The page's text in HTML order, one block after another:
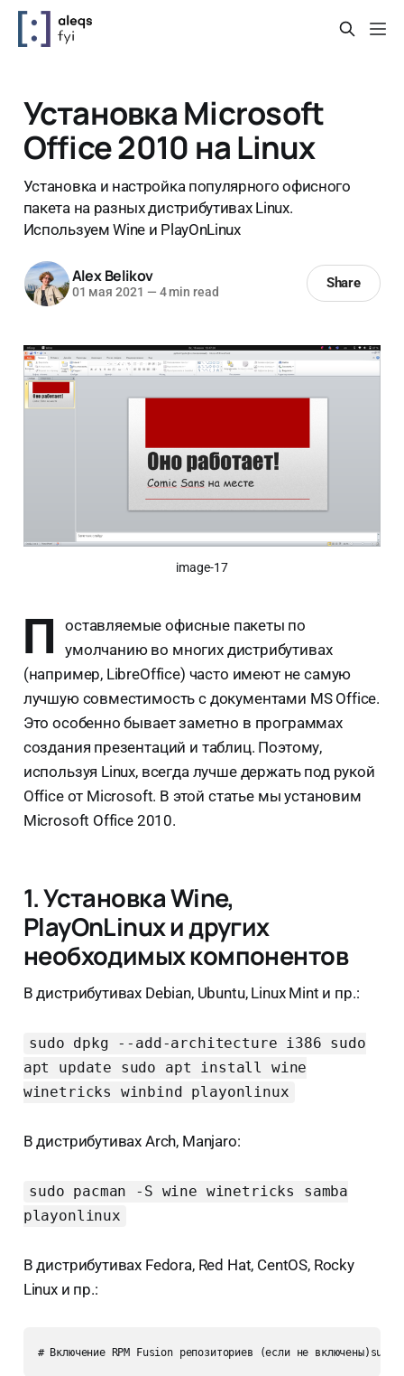
Установка Microsoft
Office 2010 на Linux
Установка и настройка популярного офисного
пакета на разных дистрибутивах Linux.
Используем Wine и PlayOnLinux
Alex Belikov
01 мая 2021 — 4 min read
Share
image-17
П
оставляемые офисные пакеты по
умолчанию во многих дистрибутивах
(например, LibreOffice) часто имеют не самую
лучшую совместимость с документами MS Office.
Это особенно бывает заметно в программах
создания презентаций и таблиц. Поэтому,
используя Linux, всегда лучше держать под рукой
Office от Microsoft. В этой статье мы установим
Microsoft Office 2010.
1. Установка Wine,
PlayOnLinux и других
необходимых компонентов
В дистрибутивах Debian, Ubuntu, Linux Mint и пр.:
sudo dpkg --add-architecture i386 sudo
apt update sudo apt install wine
winetricks winbind playonlinux
В дистрибутивах Arch, Manjaro:
sudo pacman -S wine winetricks samba
playonlinux
В дистрибутивах Fedora, Red Hat, CentOS, Rocky
Linux и пр.:
# Включение RPM Fusion репозиториев (если не